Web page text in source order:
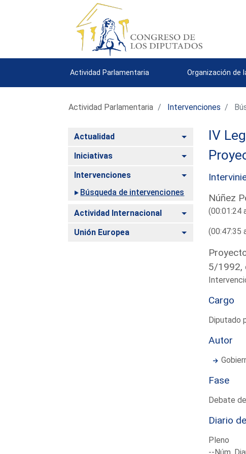
Actividad Parlamentaria Organización de
Actividad Parlamentaria Intervenciones
Actualidad Alternar
Iniciativas Alternar
Intervenciones
Alternar
Búsqueda de intervenciones
Actividad Internacional Alternar
Unión Europea Alternar
IV
Núñez
(00:01:24
(00:47:35
5/1992,
Cargo
Diputado
Autor
Fase
Debate
Diario
Pleno
--Núm.